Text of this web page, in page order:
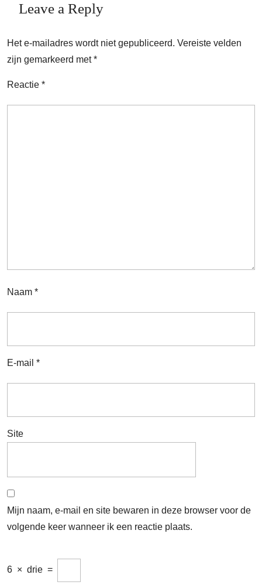
Leave a Reply
Het e-mailadres wordt niet gepubliceerd. Vereiste velden
zijn gemarkeerd met*
Reactie *
Naam *
E-mail *
Site
Mijn naam, e-mail en site bewaren in deze browser voor de
volgende keer wanneer ik een reactie plaats.
6 × drie =